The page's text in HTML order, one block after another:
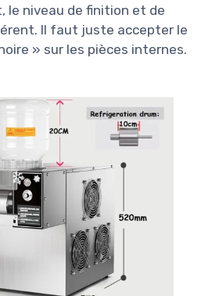
le niveau de finition et de
Il faut juste accepter le
» sur les pièces internes.